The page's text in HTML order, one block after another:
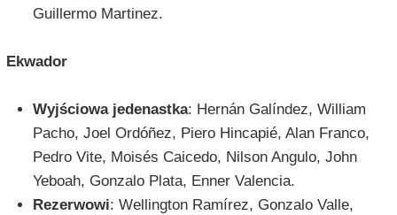
Guillermo Martinez.
Ekwador
Wyjściowa jedenastka: Hernán Galíndez, William
Pacho, Joel Ordóñez, Piero Hincapié, Alan Franco,
Pedro Vite, Moisés Caicedo, Nilson Angulo, John
Yeboah, Gonzalo Plata, Enner Valencia.
Rezerwowi: Wellington Ramírez, Gonzalo Valle,